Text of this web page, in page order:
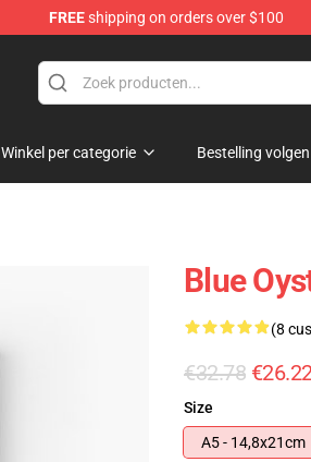
FREEshipping on orders over $100
Winkel per categorie Bestelling volgen
Blue
(8
€32.78
Size
A5 - 14,8x21cm